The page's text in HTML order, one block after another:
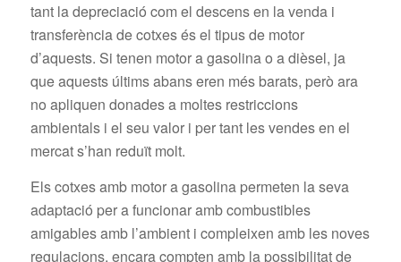
tant la depreciació com el descens en la venda i
transferència de cotxes és el tipus de motor
d’aquests. Si tenen motor a gasolina o a dièsel, ja
que aquests últims abans eren més barats, però ara
no apliquen donades a moltes restriccions
ambientals i el seu valor i per tant les vendes en el
mercat s’han reduït molt.
Els cotxes amb motor a gasolina permeten la seva
adaptació per a funcionar amb combustibles
amigables amb l’ambient i compleixen amb les noves
regulacions, encara compten amb la possibilitat de